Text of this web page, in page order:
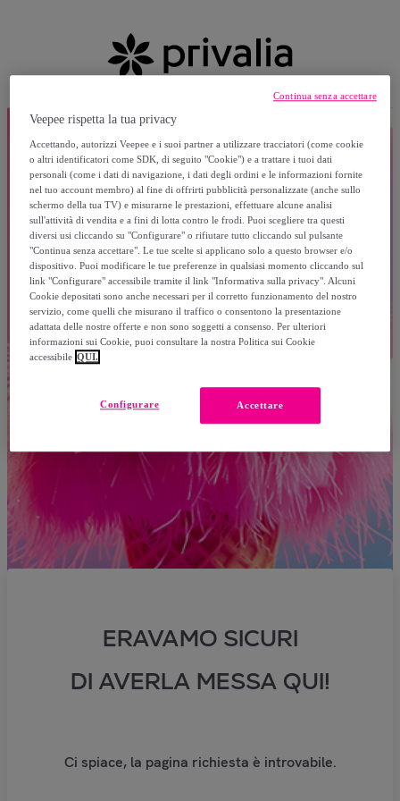
ERAVAMO SICURI
DI AVERLA MESSA QUI!
Ci spiace, la pagina richiesta è introvabile.
Veepee rispetta la tua privacy
Accettando, autorizzi Veepee e i suoi partner a utilizzare tracciatori (come cookie
o altri identificatori come SDK, di seguito "Cookie") e a trattare i tuoi dati
personali (come i dati di navigazione, i dati degli ordini e le informazioni fornite
nel tuo account membro) al fine di offrirti pubblicità personalizzate (anche sullo
schermo della tua TV) e misurarne le prestazioni, effettuare alcune analisi
sull'attività di vendita e a fini di lotta contro le frodi. Puoi scegliere tra questi
diversi usi cliccando su "Configurare" o rifiutare tutto cliccando sul pulsante
"Continua senza accettare". Le tue scelte si applicano solo a questo browser e/o
dispositivo. Puoi modificare le tue preferenze in qualsiasi momento cliccando sul
link "Configurare" accessibile tramite il link "Informativa sulla privacy". Alcuni
Cookie depositati sono anche necessari per il corretto funzionamento del nostro
servizio, come quelli che misurano il traffico o consentono la presentazione
adattata delle nostre offerte e non sono soggetti a consenso. Per ulteriori
informazioni sui Cookie, puoi consultare la nostra Politica sui Cookie
accessibile QUI.
Accettare
Configurare
Continua senza accettare